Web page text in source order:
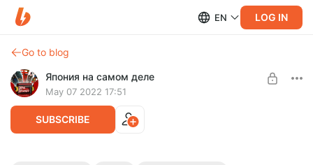
EN LOG IN
Go to blog
Япония на самом деле
May 07 2022 17:51
SUBSCRIBE